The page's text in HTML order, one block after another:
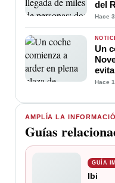
AMPLÍA LA
Guías
GUÍA
Ibi
del
será
Hace
Un
Hace